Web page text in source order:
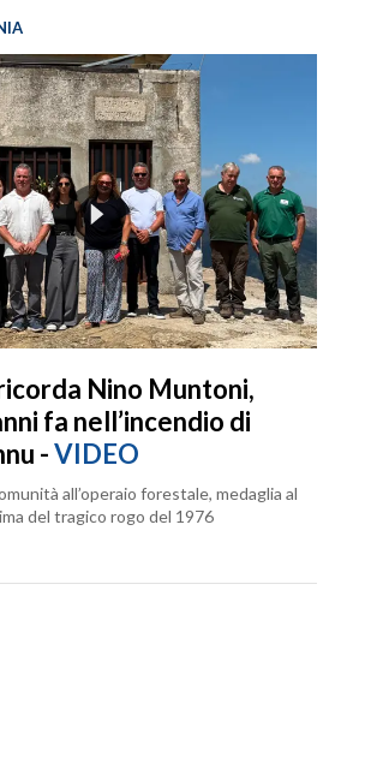
Nino Muntoni,
fa nell’incendio di
-VIDEO
all’operaio forestale, medaglia al
del tragico rogo del 1976